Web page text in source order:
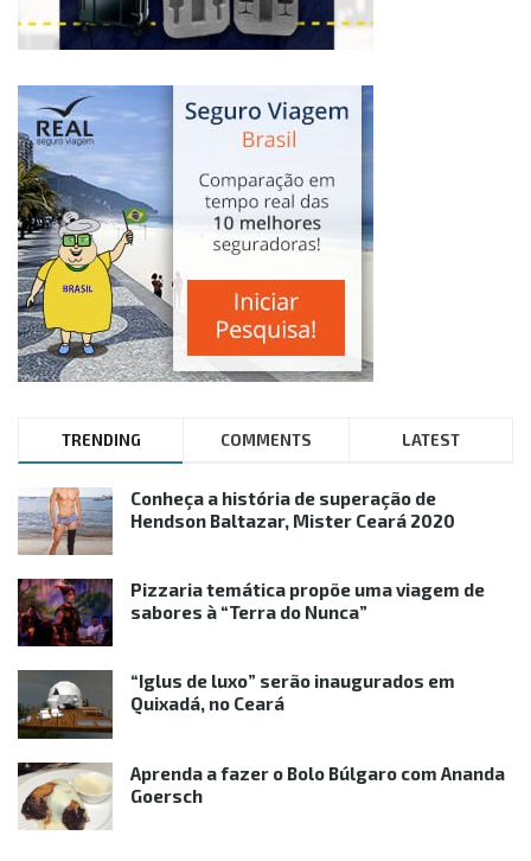
TRENDING COMMENTS LATEST
Conheça a história de superação de
Hendson Baltazar, Mister Ceará 2020
Pizzaria temática propõe uma viagem de
sabores à “Terra do Nunca”
“Iglus de luxo” serão inaugurados em
Quixadá, no Ceará
Aprenda a fazer o Bolo Búlgaro com Ananda
Goersch